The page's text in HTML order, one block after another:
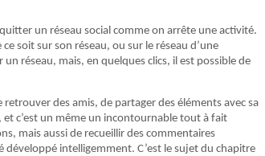
un réseau social comme on arrête une activité.
soit sur son réseau, ou sur le réseau d’une
réseau, mais, en quelques clics, il est possible de
des amis, de partager des éléments avec sa
c’est un même un incontournable tout à fait
mais aussi de recueillir des commentaires
développé intelligemment. C’est le sujet du chapitre